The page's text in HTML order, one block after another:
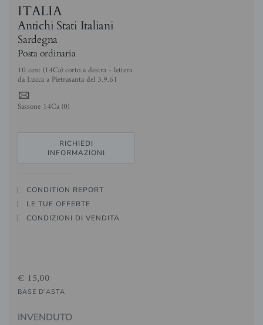
ITALIA
Antichi Stati Italiani
Sardegna
Posta ordinaria
10 cent (14Ca) corto a destra - lettera
da Lucca a Pietrasanta del 3.9.61
4
Sassone 14Ca (0)
RICHIEDI
INFORMAZIONI
CONDITION REPORT
LE TUE OFFERTE
CONDIZIONI DI VENDITA
€ 15,00
BASE D'ASTA
INVENDUTO